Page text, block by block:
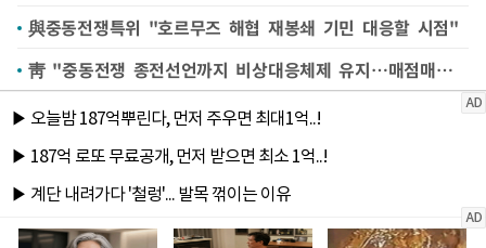
與중동전쟁특위 "호르무즈 해협 재봉쇄 기민 대응할 시점"
靑 "중동전쟁 종전선언까지 비상대응체제 유지…매점매석 금지 등 추가 대책 검토"